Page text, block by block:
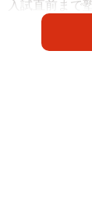
入試直前まで
親御さんたち
庭から見たら